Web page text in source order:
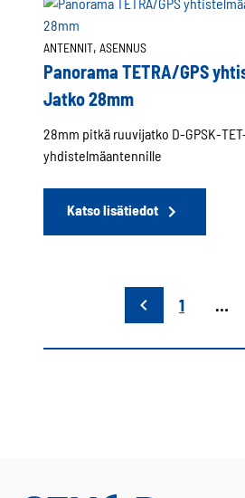
ANTENNIT, ASENNUS
Panorama TETRA/GPS
Jatko 28mm
28mm pitkä ruuvijatko D-GPSK-TET-
yhdistelmäantennille
Katso lisätiedot
1 …